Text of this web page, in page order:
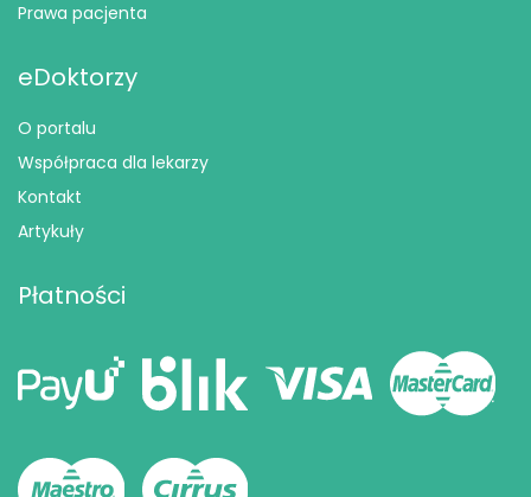
Prawa pacjenta
eDoktorzy
O portalu
Współpraca dla lekarzy
Kontakt
Artykuły
Płatności